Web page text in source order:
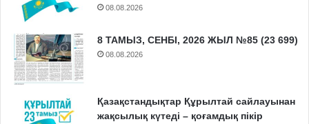
08.08.2026
8 ТАМЫЗ, СЕНБІ, 2026 ЖЫЛ №85 (23 699)
08.08.2026
Қазақстандықтар Құрылтай сайлауынан
жақсылық күтеді – қоғамдық пікір